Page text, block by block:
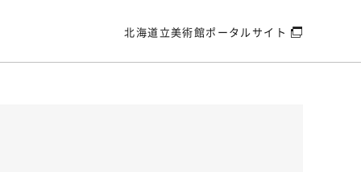
北海道立美術館ポータルサイト